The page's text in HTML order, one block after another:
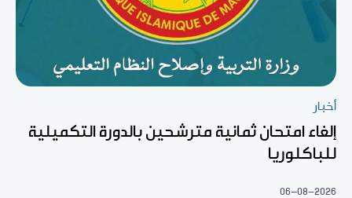
أخبار
إلغاء امتحان ثمانية مترشحين بالدورة التكميلية
للباكلوريا
06-08-2026